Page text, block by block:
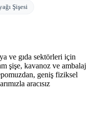
Şişesi
ve gıda sektörleri için
şişe, kavanoz ve ambalaj
geniş fiziksel
aracısız